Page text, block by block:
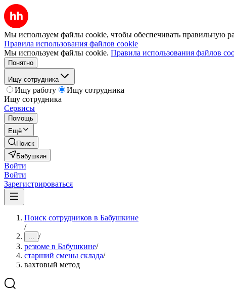
Мы используем файлы cookie, чтобы обеспечивать правильную
Правила использования файлов cookie
Мы используем файлы cookie. Правила использования файлов
Понятно
Ищу сотрудника
Ищу работу
Ищу сотрудника
Ищу сотрудника
Сервисы
Помощь
Ещё
Поиск
Бабушкин
Войти
Войти
Зарегистрироваться
Поиск сотрудников в Бабушкине
/
... /
резюме в Бабушкине/
старший смены склада/
вахтовый метод